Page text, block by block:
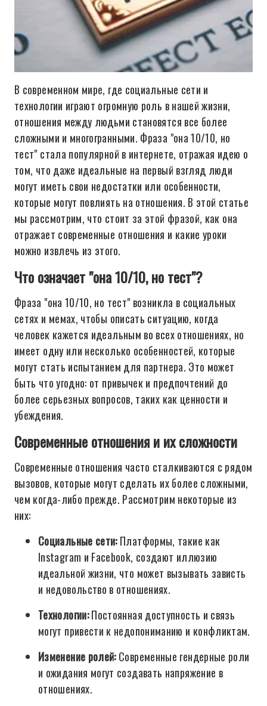
В современном мире, где социальные сети и
технологии играют огромную роль в нашей жизни,
отношения между людьми становятся все более
сложными и многогранными. Фраза "она 10/10, но
тест" стала популярной в интернете, отражая идею о
том, что даже идеальные на первый взгляд люди
могут иметь свои недостатки или особенности,
которые могут повлиять на отношения. В этой статье
мы рассмотрим, что стоит за этой фразой, как она
отражает современные отношения и какие уроки
можно извлечь из этого.
Что означает "она 10/10, но тест"?
Фраза "она 10/10, но тест" возникла в социальных
сетях и мемах, чтобы описать ситуацию, когда
человек кажется идеальным во всех отношениях, но
имеет одну или несколько особенностей, которые
могут стать испытанием для партнера. Это может
быть что угодно: от привычек и предпочтений до
более серьезных вопросов, таких как ценности и
убеждения.
Современные отношения и их сложности
Современные отношения часто сталкиваются с рядом
вызовов, которые могут сделать их более сложными,
чем когда-либо прежде. Рассмотрим некоторые из
них:
Социальные сети:Платформы, такие как
Instagram и Facebook, создают иллюзию
идеальной жизни, что может вызывать зависть
и недовольство в отношениях.
Технологии:Постоянная доступность и связь
могут привести к недопониманию и конфликтам.
Изменение ролей:Современные гендерные роли
и ожидания могут создавать напряжение в
отношениях.